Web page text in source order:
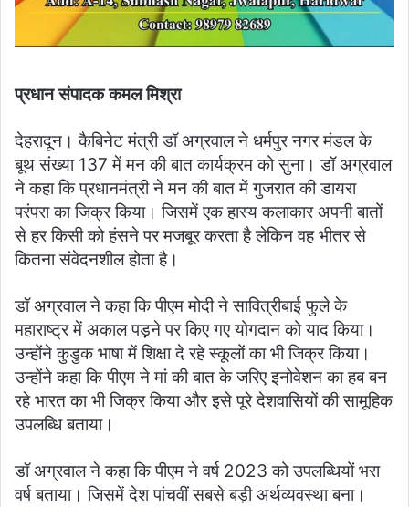
प्रधान संपादक कमल मिश्रा
देहरादून। कैबिनेट मंत्री डॉ अग्रवाल ने धर्मपुर नगर मंडल के
बूथ संख्या 137 में मन की बात कार्यक्रम को सुना। डॉ अग्रवाल
ने कहा कि प्रधानमंत्री ने मन की बात में गुजरात की डायरा
परंपरा का जिक्र किया। जिसमें एक हास्य कलाकार अपनी बातों
से हर किसी को हंसने पर मजबूर करता है लेकिन वह भीतर से
कितना संवेदनशील होता है।
डॉ अग्रवाल ने कहा कि पीएम मोदी ने सावित्रीबाई फुले के
महाराष्ट्र में अकाल पड़ने पर किए गए योगदान को याद किया।
उन्होंने कुडुक भाषा में शिक्षा दे रहे स्कूलों का भी जिक्र किया।
उन्होंने कहा कि पीएम ने मां की बात के जरिए इनोवेशन का हब बन
रहे भारत का भी जिक्र किया और इसे पूरे देशवासियों की सामूहिक
उपलब्धि बताया।
डॉ अग्रवाल ने कहा कि पीएम ने वर्ष 2023 को उपलब्धियों भरा
वर्ष बताया। जिसमें देश पांचवीं सबसे बड़ी अर्थव्यवस्था बना।